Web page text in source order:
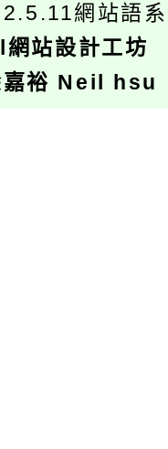
網站語
站設計工坊
嘉裕 Neil hsu